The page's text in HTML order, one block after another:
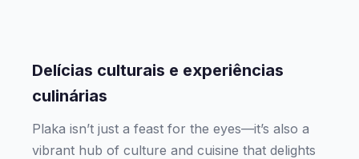
Delícias culturais e experiências
culinárias
Plaka isn’t just a feast for the eyes—it’s also a
vibrant hub of culture and cuisine that delights